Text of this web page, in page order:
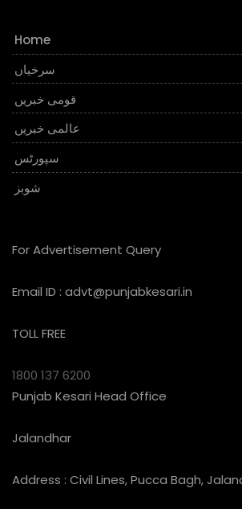
Home
سرخیاں
قومی خبریں
عالمی خبریں
سپورٹس
شوبز
For Advertisement Query
Email ID : advt@punjabkesari.in
TOLL FREE
1800 137 6200
Punjab Kesari Head Office
Jalandhar
Address : Civil Lines, Pucca Bagh,